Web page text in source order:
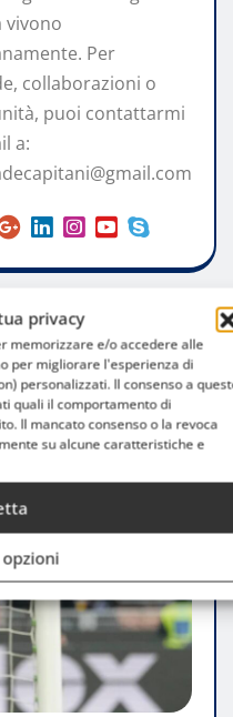
privacy
memorizzare e/o accedere alle
per migliorare l'esperienza di
personalizzati. Il consenso a
quali il comportamento di
Il mancato consenso o la revoca
su alcune caratteristiche e
vivono
Per
collaborazioni o
puoi contattarmi
a: